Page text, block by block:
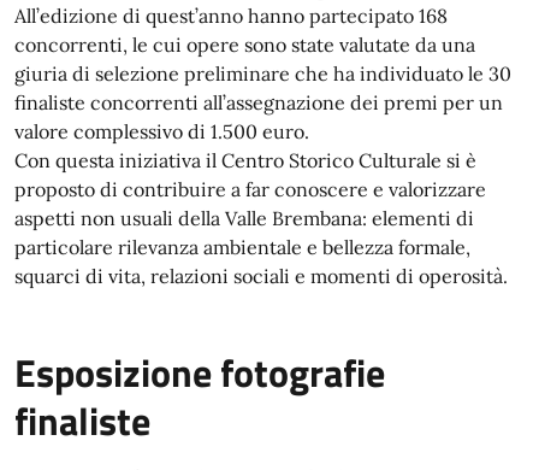
All’edizione di quest’anno hanno partecipato 168
concorrenti, le cui opere sono state valutate da una
giuria di selezione preliminare che ha individuato le 30
finaliste concorrenti all’assegnazione dei premi per un
valore complessivo di 1.500 euro.
Con questa iniziativa il Centro Storico Culturale si è
proposto di contribuire a far conoscere e valorizzare
aspetti non usuali della Valle Brembana: elementi di
particolare rilevanza ambientale e bellezza formale,
squarci di vita, relazioni sociali e momenti di operosità.
Esposizione fotografie
finaliste